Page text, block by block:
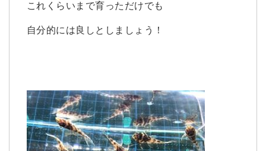
これくらいまで育っただけでも
自分的には良しとしましょう！